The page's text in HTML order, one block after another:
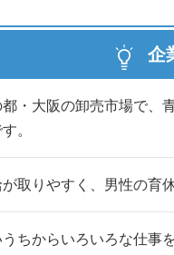
、全国の“おいしい”と“安
側には、実は私たちの仕事
だろう」
企
・大阪の卸売市場で、
。
取りやすく、男性の育
うちからいろいろな仕事